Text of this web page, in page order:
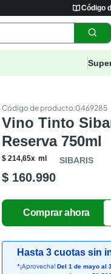
Código
:0469285
Vino Tinto
Reserva 750ml
$ 214,65x ml SIBARIS
$ 160.990
Hasta 3 cuotas sin
*¡Aprovecha!Del 1 de mayo al